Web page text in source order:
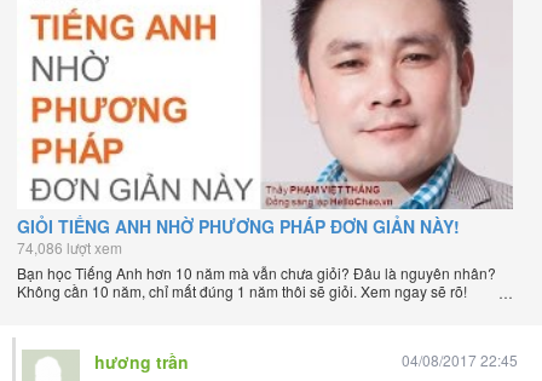
GIỎI TIẾNG ANH NHỜ PHƯƠNG PHÁP ĐƠN GIẢN NÀY!
74,086 lượt xem
Bạn học Tiếng Anh hơn 10 năm mà vẫn chưa giỏi? Đâu là nguyên nhân?
Không cần 10 năm, chỉ mất đúng 1 năm thôi sẽ giỏi. Xem ngay sẽ rõ!
hương trần 04/08/2017 22:45